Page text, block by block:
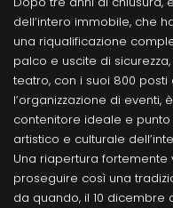
dell’intero immobile, che
una riqualificazione
palco e uscite di
teatro, con i suoi 800
l’organizzazione di
contenitore ideale e
artistico e culturale
Una riapertura
proseguire così una
da quando, il 10 dicembre